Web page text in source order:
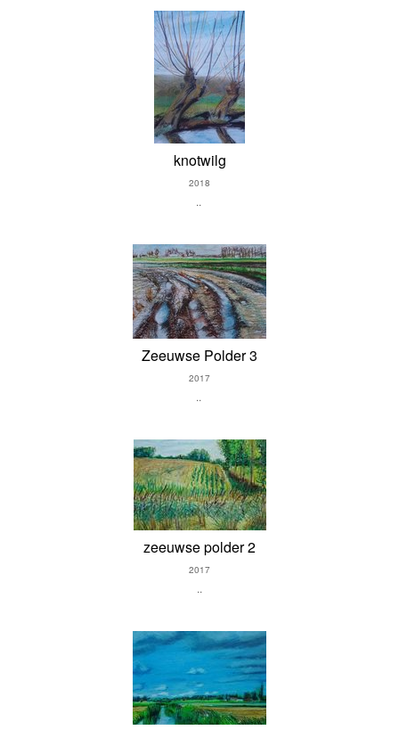
knotwilg
2018
..
Zeeuwse Polder 3
2017
..
zeeuwse polder 2
2017
..